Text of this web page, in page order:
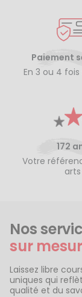
Paiement
En 3 ou 4
172
Votre
arts
Nos
sur
Laissez libre
uniques qui
qualité et du